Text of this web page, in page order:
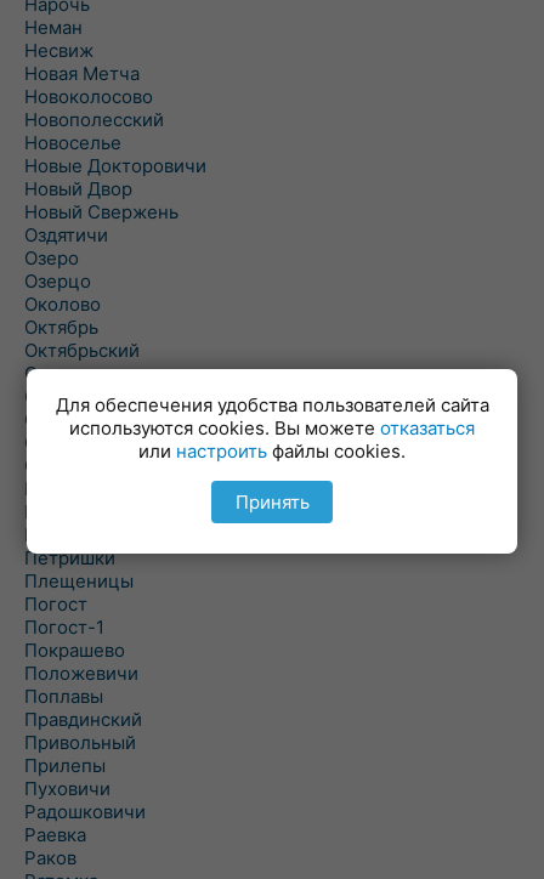
Неман
Несвиж
Новая Метча
Новоколосово
Новополесский
Новоселье
Новые Докторовичи
Новый Двор
Новый Свержень
Оздятичи
Озеро
Озерцо
Околово
Октябрь
Октябрьский
Олехновичи
Омговичи
Оношки
Осовец
Острошицкий Городок
Пасека
Пастовичи
Першаи
Петришки
Плещеницы
Погост
Погост-1
Покрашево
Положевичи
Поплавы
Правдинский
Привольный
Прилепы
Пуховичи
Радошковичи
Раевка
Раков
Для обеспечения удобства пользователей сайта
используются cookies. Вы можете отказаться
или настроить файлы cookies.
Принять